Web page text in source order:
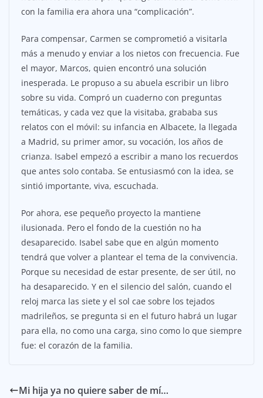
con la familia era ahora una “complicación”.
Para compensar, Carmen se comprometió a visitarla
más a menudo y enviar a los nietos con frecuencia. Fue
el mayor, Marcos, quien encontró una solución
inesperada. Le propuso a su abuela escribir un libro
sobre su vida. Compró un cuaderno con preguntas
temáticas, y cada vez que la visitaba, grababa sus
relatos con el móvil: su infancia en Albacete, la llegada
a Madrid, su primer amor, su vocación, los años de
crianza. Isabel empezó a escribir a mano los recuerdos
que antes solo contaba. Se entusiasmó con la idea, se
sintió importante, viva, escuchada.
Por ahora, ese pequeño proyecto la mantiene
ilusionada. Pero el fondo de la cuestión no ha
desaparecido. Isabel sabe que en algún momento
tendrá que volver a plantear el tema de la convivencia.
Porque su necesidad de estar presente, de ser útil, no
ha desaparecido. Y en el silencio del salón, cuando el
reloj marca las siete y el sol cae sobre los tejados
madrileños, se pregunta si en el futuro habrá un lugar
para ella, no como una carga, sino como lo que siempre
fue: el corazón de la familia.
Mi hija ya no quiere saber de mí…